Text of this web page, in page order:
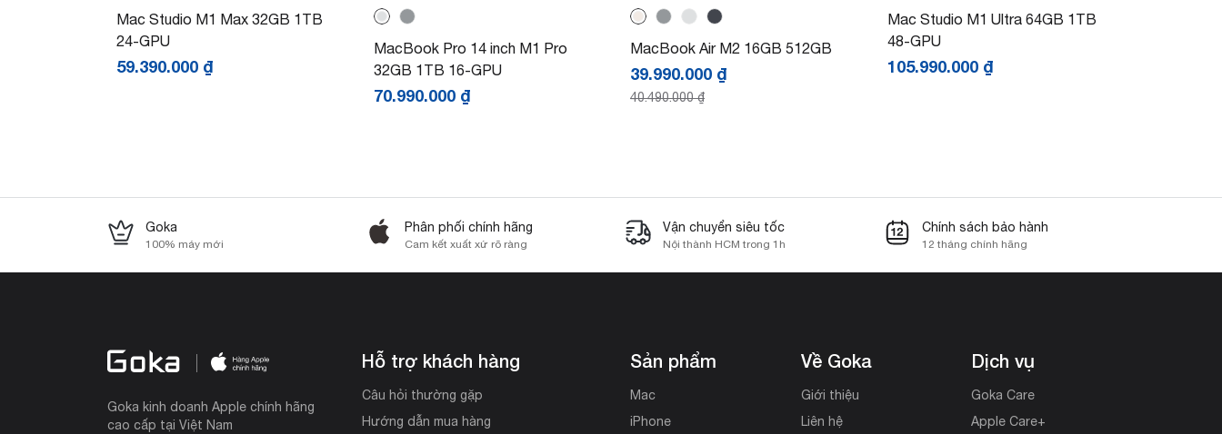
Mac Studio M1 Max 32GB 1TB
24-GPU
59.390.000 ₫
MacBook Pro 14 inch M1 Pro
32GB 1TB 16-GPU
70.990.000 ₫
MacBook Air M2 16GB 512GB
39.990.000 ₫
40.490.000₫
Mac Studio M1 Ultra 64GB 1TB
48-GPU
105.990.000 ₫
Goka
100% máy mới
Phân phối chính hãng
Cam kết xuất xứ rõ ràng
Vận chuyển siêu tốc
Nội thành HCM trong 1h
Chính sách bảo hành
12 tháng chính hãng
Goka kinh doanh Apple chính hãng
cao cấp tại Việt Nam
Hỗ trợ khách hàng
Câu hỏi thường gặp
Hướng dẫn mua hàng
Sản phẩm
Mac
iPhone
Về Goka
Giới thiệu
Liên hệ
Dịch vụ
Goka Care
Apple Care+